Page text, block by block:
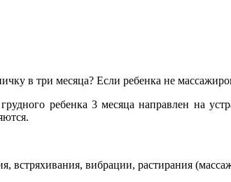
в три месяца? Если ребенка не
ребенка 3 месяца направлен на
встряхивания, вибрации, растирания